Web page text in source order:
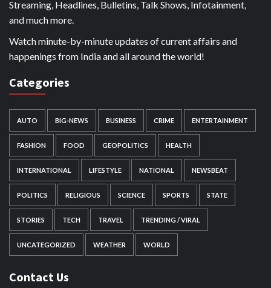
Streaming, Headlines, Bulletins, Talk Shows, Infotainment,
and much more.
Watch minute-by-minute updates of current affairs and
happenings from India and all around the world!
Categories
AUTO BIG-NEWS BUSINESS CRIME ENTERTAINMENT
FASHION FOOD GEOPOLITICS HEALTH
INTERNATIONAL LIFESTYLE NATIONAL NEWSBEAT
POLITICS RELIGIOUS SCIENCE SPORTS STATE
STORIES TECH TRAVEL TRENDING / VIRAL
UNCATEGORIZED WEATHER WORLD
Contact Us